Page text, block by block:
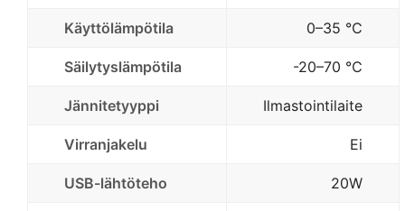
Käyttölämpötila 0–35 ℃
Säilytyslämpötila -20–70 ℃
Jännitetyyppi Ilmastointilaite
Virranjakelu Ei
USB-lähtöteho 20W